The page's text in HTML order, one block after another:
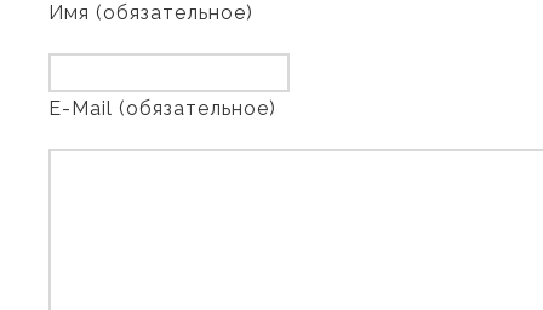
Имя (обязательное)
E-Mail (обязательное)